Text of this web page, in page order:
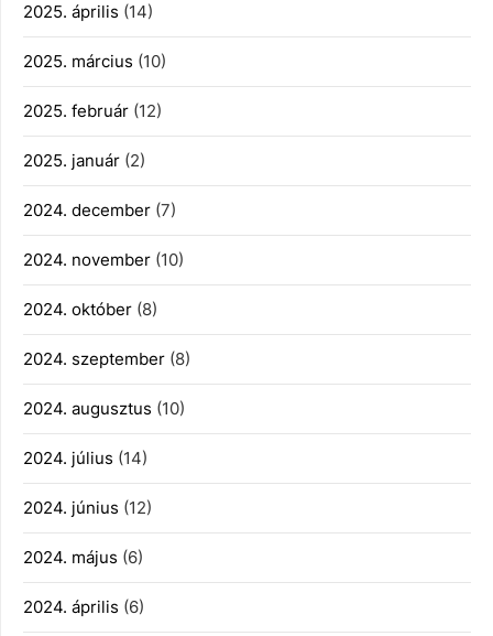
2025. április (14)
2025. március (10)
2025. február (12)
2025. január (2)
2024. december (7)
2024. november (10)
2024. október (8)
2024. szeptember (8)
2024. augusztus (10)
2024. július (14)
2024. június (12)
2024. május (6)
2024. április (6)